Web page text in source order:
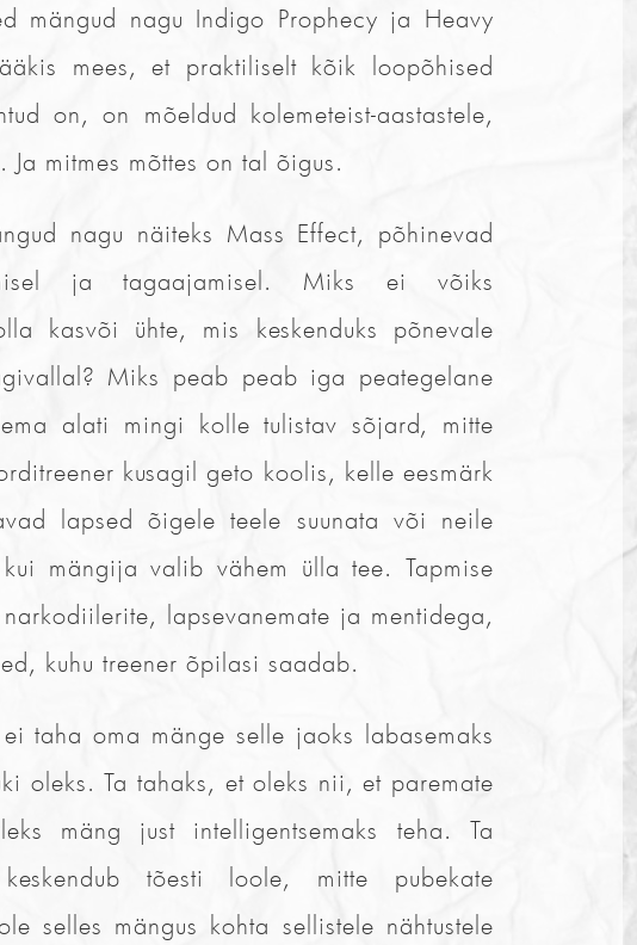
mängud nagu Indigo Prophecy ja Heavy
mees, et praktiliselt kõik loopõhised
on, on mõeldud kolemeteist-aastastele,
mitmes mõttes on tal õigus.
nagu näiteks Mass Effect, põhinevad
ja tagaajamisel. Miks ei võiks
kasvõi ühte, mis keskenduks põnevale
Miks peab peab iga peategelane
alati mingi kolle tulistav sõjard, mitte
kusagil geto koolis, kelle eesmärk
lapsed õigele teele suunata või neile
mängija valib vähem ülla tee. Tapmise
lapsevanemate ja mentidega,
kuhu treener õpilasi saadab.
taha oma mänge selle jaoks labasemaks
oleks. Ta tahaks, et oleks nii, et paremate
mäng just intelligentsemaks teha. Ta
tõesti loole, mitte pubekate
selles mängus kohta sellistele nähtustele